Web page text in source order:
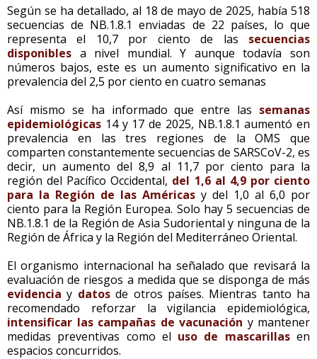
Según se ha detallado, al 18 de mayo de 2025, había 518
secuencias de NB.1.8.1 enviadas de 22 países, lo que
representa el 10,7 por ciento de las secuencias
disponibles a nivel mundial. Y aunque todavía son
números bajos, este es un aumento significativo en la
prevalencia del 2,5 por ciento en cuatro semanas
Así mismo se ha informado que entre las semanas
epidemiológicas 14 y 17 de 2025, NB.1.8.1 aumentó en
prevalencia en las tres regiones de la OMS que
comparten constantemente secuencias de SARSCoV-2, es
decir, un aumento del 8,9 al 11,7 por ciento para la
región del Pacífico Occidental, del 1,6 al 4,9 por ciento
para la Región de las Américas y del 1,0 al 6,0 por
ciento para la Región Europea. Solo hay 5 secuencias de
NB.1.8.1 de la Región de Asia Sudoriental y ninguna de la
Región de África y la Región del Mediterráneo Oriental.
El organismo internacional ha señalado que revisará la
evaluación de riesgos a medida que se disponga de más
evidencia y datosde otros países. Mientras tanto ha
recomendado reforzar la vigilancia epidemiológica,
intensificar las campañas de vacunación y mantener
medidas preventivas como el uso de mascarillasen
espacios concurridos.